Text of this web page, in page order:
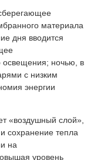
материала
дня вводится
освещения; ночью, в
с низким
энергии
«воздушный слой»,
сохранение тепла
на
уровень